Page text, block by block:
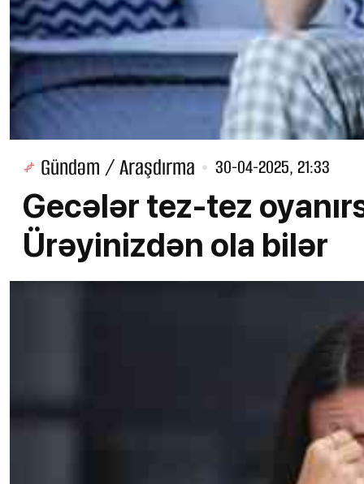
Gündəm / Araşdırma 30-04-2025, 21:33
Gecələr tez-tez
Ürəyinizdən ola bilər